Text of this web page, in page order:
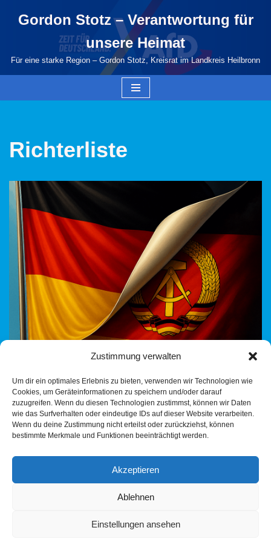
Zustimmung verwalten
Um dir ein optimales Erlebnis zu bieten, verwenden wir Technologien wie
Cookies, um Geräteinformationen zu speichern und/oder darauf
zuzugreifen. Wenn du diesen Technologien zustimmst, können wir Daten
wie das Surfverhalten oder eindeutige IDs auf dieser Website verarbeiten.
Wenn du deine Zustimmung nicht erteilst oder zurückziehst, können
bestimmte Merkmale und Funktionen beeinträchtigt werden.
Akzeptieren
Ablehnen
Einstellungen ansehen
springen
Gordon Stotz – Verantwortung für
unsere Heimat
Für eine starke Region – Gordon Stotz, Kreisrat im Landkreis Heilbronn
Richterliste
Begriffe wie „Verfassungstreue“ zur Waffe werden Ich bin
wütend. Wütend auf eine Politik, die den Wählerwillen ignoriert.
Wütend auf…Weiterlesen »